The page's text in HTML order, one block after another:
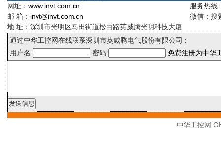
网址： www.invt.com.cn
服务热线
邮 箱： invt@invt.com.cn
微信：搜
地 址：深圳市光明区马田街道松白路英威腾光明科技大厦
通过中华工控网在线联系深圳市英威腾电气股份有限公司：
用户名:
密码: 免费注册为中华
中华工控网